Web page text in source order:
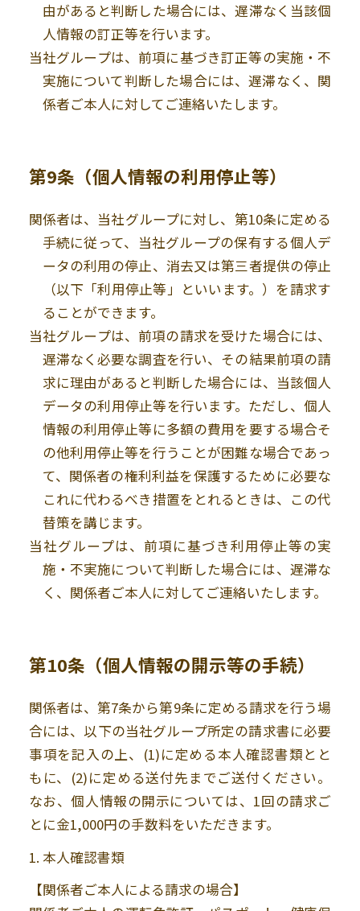
由があると判断した場合には、遅滞なく当該個
人情報の訂正等を行います。
当社グループは、前項に基づき訂正等の実施・不
実施について判断した場合には、遅滞なく、関
係者ご本人に対してご連絡いたします。
第9条（個人情報の利用停止等）
関係者は、当社グループに対し、第10条に定める
手続に従って、当社グループの保有する個人デ
ータの利用の停止、消去又は第三者提供の停止
（以下「利用停止等」といいます。）を請求す
ることができます。
当社グループは、前項の請求を受けた場合には、
遅滞なく必要な調査を行い、その結果前項の請
求に理由があると判断した場合には、当該個人
データの利用停止等を行います。ただし、個人
情報の利用停止等に多額の費用を要する場合そ
の他利用停止等を行うことが困難な場合であっ
て、関係者の権利利益を保護するために必要な
これに代わるべき措置をとれるときは、この代
替策を講じます。
当社グループは、前項に基づき利用停止等の実
施・不実施について判断した場合には、遅滞な
く、関係者ご本人に対してご連絡いたします。
第10条（個人情報の開示等の手続）
関係者は、第7条から第9条に定める請求を行う場
合には、以下の当社グループ所定の請求書に必要
事項を記入の上、(1)に定める本人確認書類とと
もに、(2)に定める送付先までご送付ください。
なお、個人情報の開示については、1回の請求ご
とに金1,000円の手数料をいただきます。
1. 本人確認書類
【関係者ご本人による請求の場合】